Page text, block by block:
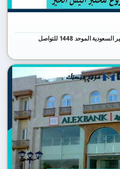
رقم خدمة عملاء فروع مختبر أنيس الخير السعودية الموحد 1448 للتواصل